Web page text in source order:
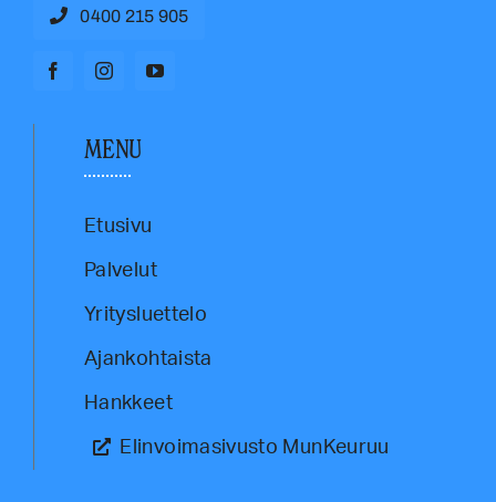
0400 215 905
MENU
Etusivu
Palvelut
Yritysluettelo
Ajankohtaista
Hankkeet
Elinvoimasivusto MunKeuruu